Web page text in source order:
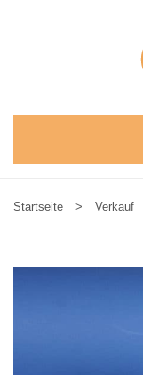
Startseite > Verkauf